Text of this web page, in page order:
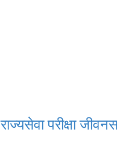
राज्यसेवा परीक्षा